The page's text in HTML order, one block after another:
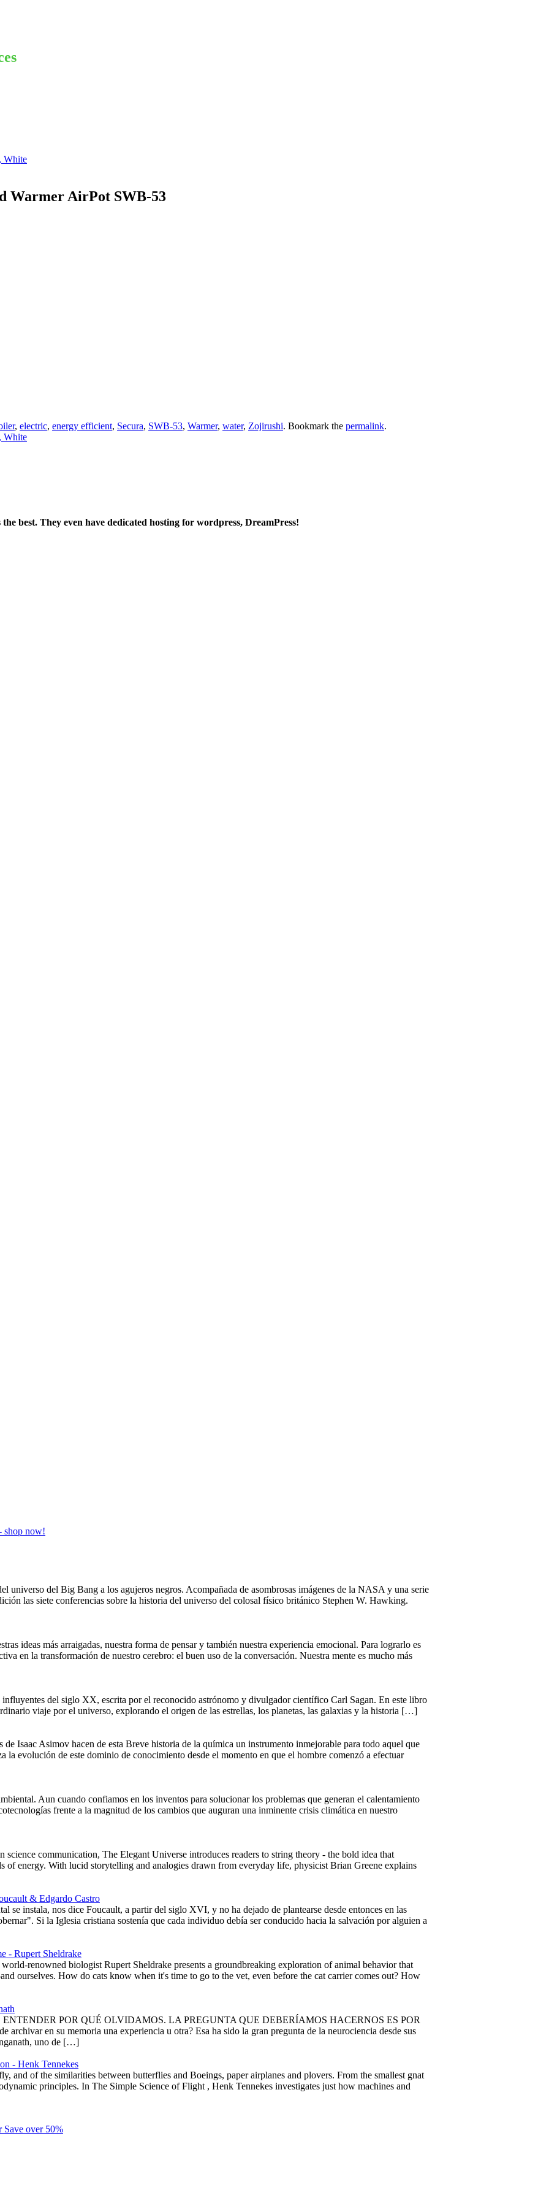
White
Warmer AirPot SWB-53
, electric, energy efficient, Secura, SWB-53, Warmer, water, Zojirushi. Bookmark the permalink.
White
best. They even have dedicated hosting for wordpress, DreamPress!
universo del Big Bang a los agujeros negros. Acompañada de asombrosas imágenes de la NASA y una serie
las siete conferencias sobre la historia del universo del colosal físico británico Stephen W. Hawking.
ideas más arraigadas, nuestra forma de pensar y también nuestra experiencia emocional. Para lograrlo es
en la transformación de nuestro cerebro: el buen uso de la conversación. Nuestra mente es mucho más
del siglo XX, escrita por el reconocido astrónomo y divulgador científico Carl Sagan. En este libro
viaje por el universo, explorando el origen de las estrellas, los planetas, las galaxias y la historia […]
Isaac Asimov hacen de esta Breve historia de la química un instrumento inmejorable para todo aquel que
la evolución de este dominio de conocimiento desde el momento en que el hombre comenzó a efectuar
Aun cuando confiamos en los inventos para solucionar los problemas que generan el calentamiento
frente a la magnitud de los cambios que auguran una inminente crisis climática en nuestro
communication, The Elegant Universe introduces readers to string theory - the bold idea that
of energy. With lucid storytelling and analogies drawn from everyday life, physicist Brian Greene explains
& Edgardo Castro
se instala, nos dice Foucault, a partir del siglo XVI, y no ha dejado de plantearse desde entonces en las
Si la Iglesia cristiana sostenía que cada individuo debía ser conducido hacia la salvación por alguien a
- Rupert Sheldrake
renowned biologist Rupert Sheldrake presents a groundbreaking exploration of animal behavior that
ourselves. How do cats know when it's time to go to the vet, even before the cat carrier comes out? How
POR QUÉ OLVIDAMOS. LA PREGUNTA QUE DEBERÍAMOS HACERNOS ES POR
en su memoria una experiencia u otra? Esa ha sido la gran pregunta de la neurociencia desde sus
uno de […]
- Henk Tennekes
and of the similarities between butterflies and Boeings, paper airplanes and plovers. From the smallest gnat
principles. In The Simple Science of Flight , Henk Tennekes investigates just how machines and